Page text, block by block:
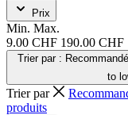
Prix
Min. Max.
9.00 CHF 190.00 CHF
Trier par : Recommandé
to
Trier par
produits